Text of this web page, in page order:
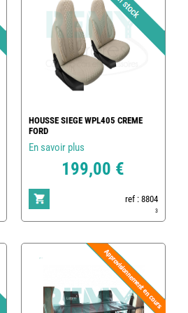
HOUSSE SIEGE WPL405 CREME
FORD
En savoir plus
199,00 €
ref : 8804
3